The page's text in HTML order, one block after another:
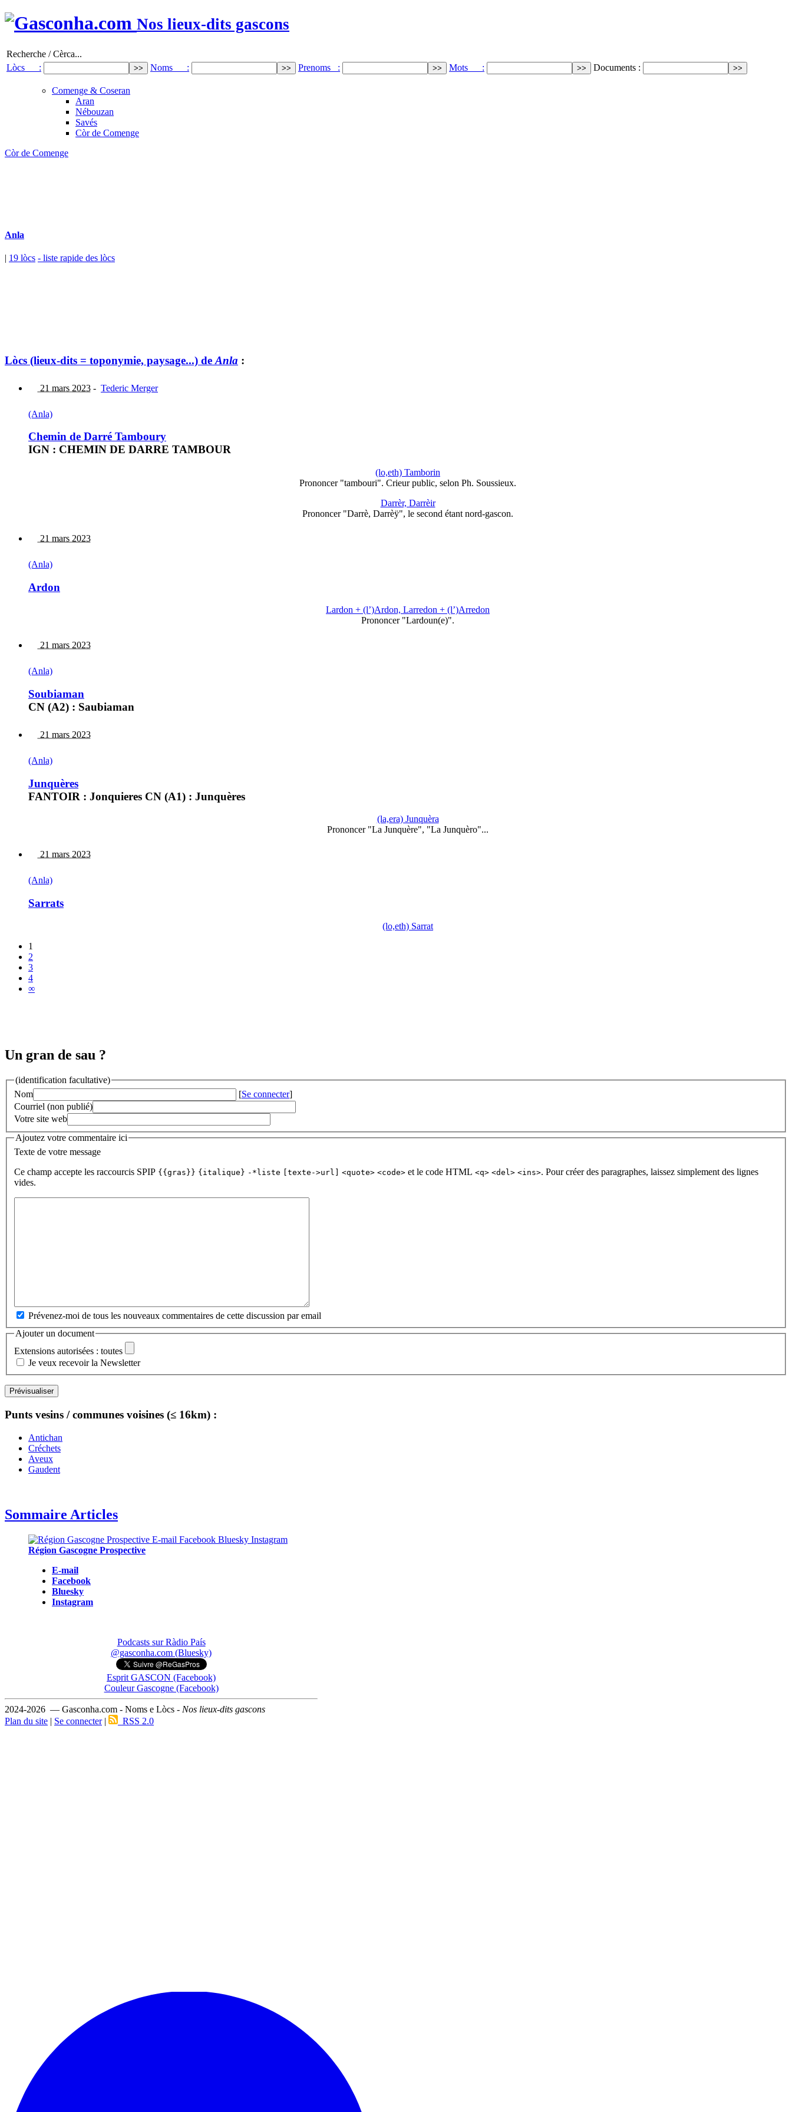
Nos lieux-dits gascons
Recherche / Cèrca...
Lòcs :
Noms : Prenoms : Mots : Documents :
Comenge & Coseran
Aran
Nébouzan
Savés
Còr de Comenge
Còr de Comenge
Anla
| 19 lòcs - liste rapide des lòcs
Lòcs (lieux-dits = toponymie, paysage...) de Anla :
21 mars 2023 - Tederic Merger
(Anla)
Chemin de Darré Tamboury
IGN : CHEMIN DE DARRE TAMBOUR
(lo,eth) Tamborin
Prononcer "tambouri". Crieur public, selon Ph. Soussieux.
Darrèr, Darrèir
Prononcer "Darrè, Darrèÿ", le second étant nord-gascon.
21 mars 2023
(Anla)
Ardon
Lardon + (l’)Ardon, Larredon + (l’)Arredon
Prononcer "Lardoun(e)".
21 mars 2023
(Anla)
Soubiaman
CN (A2) : Saubiaman
21 mars 2023
(Anla)
Junquères
FANTOIR : Jonquieres CN (A1) : Junquères
(la,era) Junquèra
Prononcer "La Junquère", "La Junquèro"...
21 mars 2023
(Anla)
Sarrats
(lo,eth) Sarrat
1
2
3
4
∞
Un gran de sau ?
(identification facultative)
Nom
[Se connecter]
Courriel (non publié)
Votre site web
Ajoutez votre commentaire ici
Texte de votre message
Ce champ accepte les raccourcis SPIP {{gras}} {italique} -*liste [texte->url] <quote> <code> et le code HTML <q> <del> <ins>. Pour créer des paragraphes, laissez simplement des lignes
vides.
Prévenez-moi de tous les nouveaux commentaires de cette discussion par email
Ajouter un document
Extensions autorisées : toutes
Je veux recevoir la Newsletter
Punts vesins / communes voisines (≤ 16km) :
Antichan
Créchets
Aveux
Gaudent
Sommaire Articles
Région Gascogne Prospective
E-mail
Facebook
Bluesky
Instagram
Podcasts sur Ràdio País
@gasconha.com (Bluesky)
Esprit GASCON (Facebook)
Couleur Gascogne (Facebook)
2024-2026 — Gasconha.com - Noms e Lòcs - Nos lieux-dits gascons
Plan du site | Se connecter| RSS 2.0